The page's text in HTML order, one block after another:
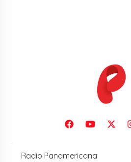
Radio Panamericana